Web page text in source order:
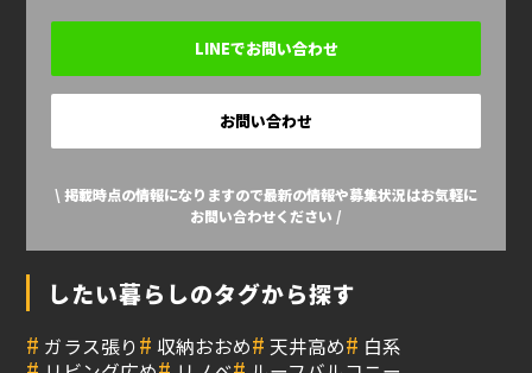
LINEでお問い合わせ
お問い合わせ
\ 掲載時点の情報になりますので最新の情報や募集状況はお気軽に
お問い合わせください /
したい暮らしのタグから探す
# ガラス張り# 収納おおめ# 天井高め# 白系